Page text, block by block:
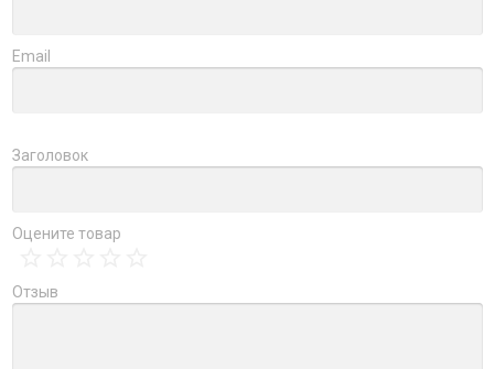
Email
Заголовок
Оцените товар
Отзыв